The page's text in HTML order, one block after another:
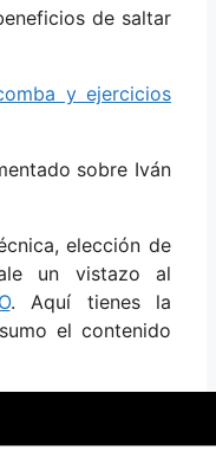
de saltar
y ejercicios
sobre Iván
elección de
un vistazo al
. Aquí tienes la
el contenido